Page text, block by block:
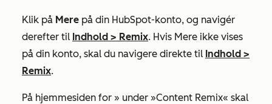
Klik på Mere på din HubSpot-konto, og navigér
derefter til Indhold > Remix. Hvis Mere ikke vises
på din konto, skal du navigere direkte til Indhold >
Remix.
På hjemmesiden for » under »Content Remix« skal